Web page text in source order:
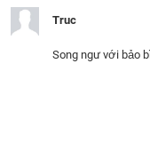
Truc
Song ngư với bảo